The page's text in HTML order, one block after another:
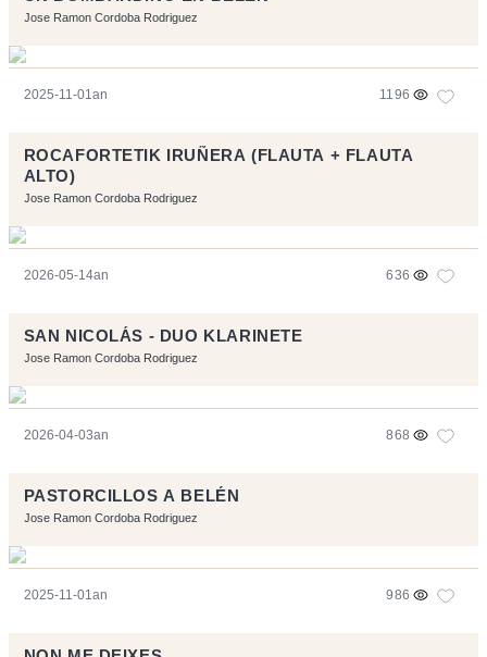
Jose Ramon Cordoba Rodriguez
2025-11-01an 1196
ROCAFORTETIK IRUÑERA (FLAUTA + FLAUTA
ALTO)
Jose Ramon Cordoba Rodriguez
2026-05-14an 636
SAN NICOLÁS - DUO KLARINETE
Jose Ramon Cordoba Rodriguez
2026-04-03an 868
PASTORCILLOS A BELÉN
Jose Ramon Cordoba Rodriguez
2025-11-01an 986